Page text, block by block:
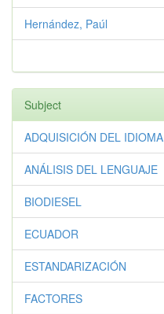
Hernández, Paúl
Subject
ADQUISICIÓN DEL IDIOMA
ANÁLISIS DEL LENGUAJE
BIODIESEL
ECUADOR
ESTANDARIZACIÓN
FACTORES